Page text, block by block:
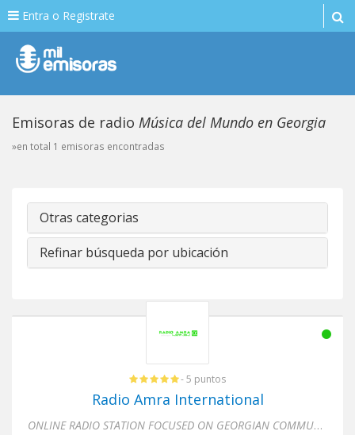
Entra o Registrate
Emisoras de radio Música del Mundo en Georgia
»en total 1 emisoras encontradas
Otras categorias
Refinar búsqueda por ubicación
- 5 puntos
Radio Amra International
ONLINE RADIO STATION FOCUSED ON GEORGIAN COMMUNITIES OVERSEASWe are non-profit online radio station focused on georgi...